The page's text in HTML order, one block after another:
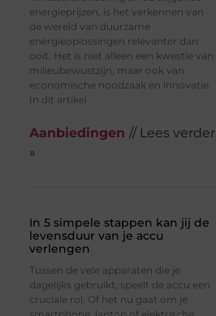
energieprijzen, is het verkennen van
de wereld van duurzame
energieoplossingen relevanter dan
ooit. Het is niet alleen een kwestie van
milieubewustzijn, maar ook van
economische noodzaak en innovatie.
In dit artikel
Aanbiedingen // Lees verder
»
In 5 simpele stappen kan jij de
levensduur van je accu
verlengen
Tussen de vele apparaten die je
dagelijks gebruikt, speelt de accu een
cruciale rol. Of het nu gaat om je